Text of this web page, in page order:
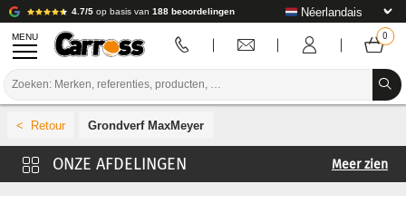
4.7/5 op basis van 188 beoordelingen
MENU
MERKEN
Grondverf MaxMeyer
Meer zien